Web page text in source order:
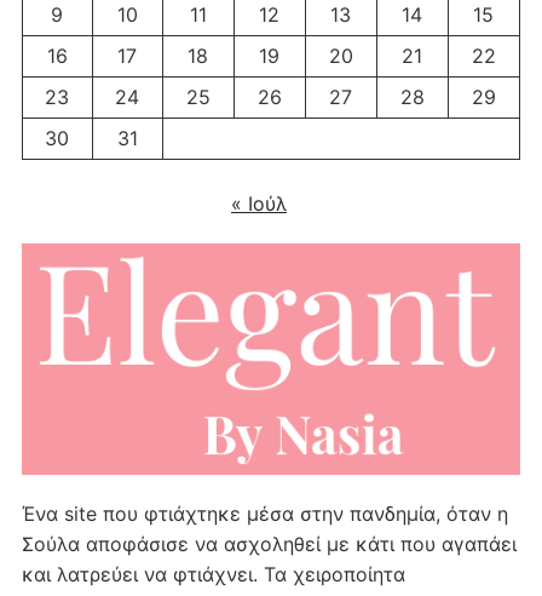
9
10 11 12 13 14
15
16
17 18 19 20 21
22
23
24 25 26 27 28
29
30
31
« Ιούλ
Ένα site που φτιάχτηκε μέσα στην πανδημία, όταν η
Σούλα αποφάσισε να ασχοληθεί με κάτι που αγαπάει
και λατρεύει να φτιάχνει. Τα χειροποίητα